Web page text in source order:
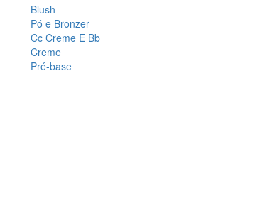
Blush
Pó e Bronzer
Cc Creme E Bb
Creme
Pré-base